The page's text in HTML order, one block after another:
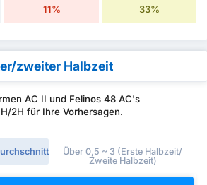
11% 33%
zweiter Halbzeit
AC II und Felinos 48 AC's
2H für Ihre Vorhersagen.
Über 0,5 ~ 3 (Erste Halbzeit/
Zweite Halbzeit)